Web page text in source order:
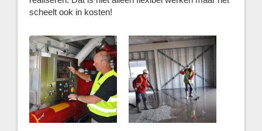
scheelt ook in kosten!